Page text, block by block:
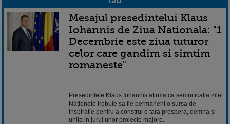
Mesajul presedintelui Klaus
Iohannis de Ziua Nationala: "1
Decembrie este ziua tuturor
celor care gandim si simtim
romaneste"
Presedintele Klaus Iohannis afirma ca semnificatia Zilei
Nationale trebuie sa fie permanent o sursa de
inspiratie pentru a construi o tara prospera, demna si
unita in jurul unor proiecte majore.